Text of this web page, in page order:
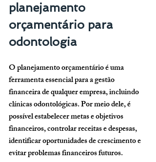
planejamento
orçamentário para
odontologia
O planejamento orçamentário é uma
ferramenta essencial para a gestão
financeira de qualquer empresa, incluindo
clínicas odontológicas. Por meio dele, é
possível estabelecer metas e objetivos
financeiros, controlar receitas e despesas,
identificar oportunidades de crescimento e
evitar problemas financeiros futuros.